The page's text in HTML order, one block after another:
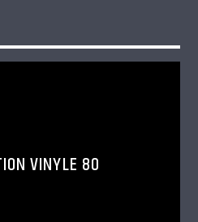
VINYLE 80